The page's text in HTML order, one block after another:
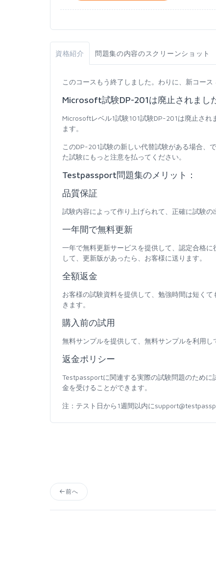
資格紹介 問題集の内容のスクリーンショット
このコースもう終了しました。わりに、新コー
Microsoft試験DP-201は廃止されまし
Microsoftレベル1試験101試験DP-201は廃止され
ます。
このDP-201試験の新しい代替試験がある場合、
た試験にもっと注意を払ってください。
Testpassport問題集のメリット：
品質保証
試験内容によって作り上げられて、正確に試験
一年間で無料更新
一年で無料更新サービスを提供して、認定合格
して、更新版があったら、お客様に送ります。
全額返金
お客様の試験資料を提供して、勉強時間は短く
きます。
購入前の試用
無料サンプルを提供して、無料サンプルを利用し
返金ポリシー
Testpassportに関連する実際の試験問題のため
金を受けることができます。
注：テスト日から1週間以内に
前へ